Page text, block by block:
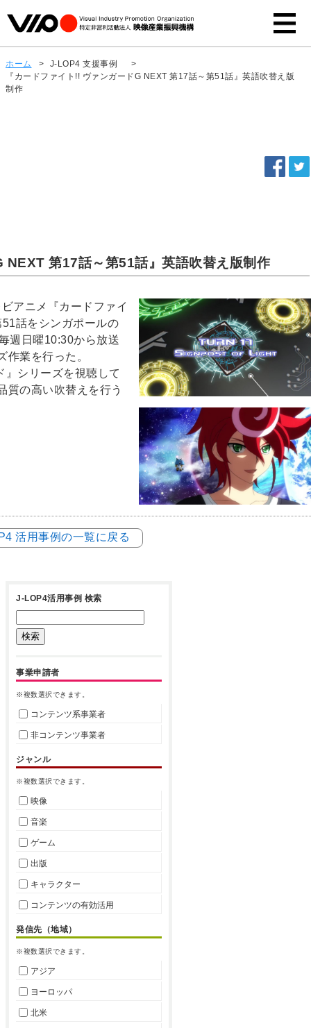
ホーム > J-LOP4 支援事例
>
『カードファイト!! ヴァンガードG NEXT 第17話～第51話』英語吹替え版
制作
第17話～第51話』英語吹替え版制作
アニメ『カードファイ
話をシンガポールの
週日曜10:30から放送
作業を行った。
』シリーズを視聴して
質の高い吹替えを行う
活用事例の一覧に戻る
J-LOP4活用事例 検索
事業申請者
※複数選択できます。
コンテンツ系事業者
非コンテンツ事業者
ジャンル
※複数選択できます。
映像
音楽
ゲーム
出版
キャラクター
コンテンツの有効活用
発信先（地域）
※複数選択できます。
アジア
ヨーロッパ
北米